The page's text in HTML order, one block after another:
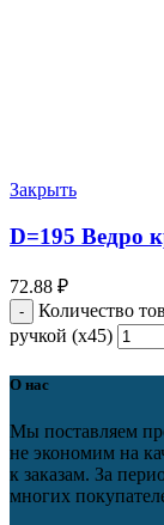
Закрыть
D=195 Ведро
72.88 ₽
Количество
ручкой (х45)
О нас
Мы поставляем
не экономим на
к заказам. За
многих